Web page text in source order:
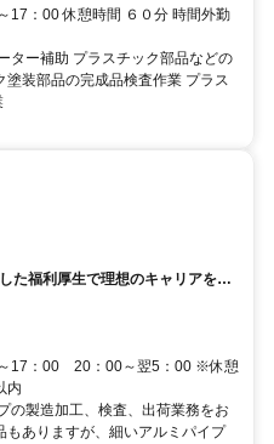
17：00 休憩時間 ６０分 時間外勤
ター補助 プラスチック部品などの
装部品の完成品検査作業 プラス
た福利厚生で理想のキャリアを創
17：00 20：00～翌5：00 ※休憩
内
の製造加工、検査、出荷業務をお
ありますが、細いアルミパイプ